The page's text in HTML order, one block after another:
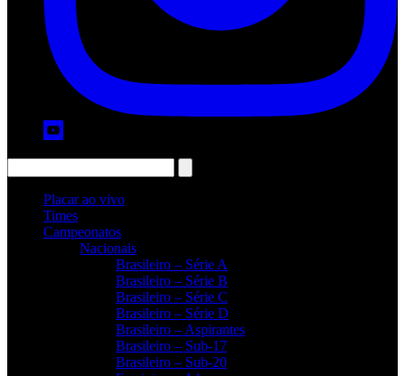
Placar ao vivo
Times
Campeonatos
Nacionais
Brasileiro – Série A
Brasileiro – Série B
Brasileiro – Série C
Brasileiro – Série D
Brasileiro – Aspirantes
Brasileiro – Sub-17
Brasileiro – Sub-20